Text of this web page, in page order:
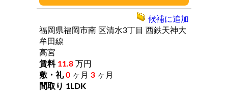
福岡県福岡市南 区清水3丁目 西鉄天神大
牟田線
高宮
11.8 万円
0 ヶ月 3 ヶ月
1LDK
候補に追加